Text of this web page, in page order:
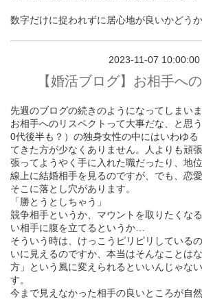
数字だけに捉われずに居心地が良いかどう
2023-11-07 10:00:00
【婚活ブログ】お相手へ
先週のブログの続きのようになってしまい
お相手へのリスペクトって大事だな、と思
0代後半も？）の独身女性の中にはいわゆ
てきた方が少なくありません。人よりも頑
張ってようやく手に入れた職だったり、地
線上に結婚相手を見るのですが、でも、恋
そこに落とし穴があります。
「勝とうとしちゃう」
競争相手というか、マウントを取りたくな
い相手に腹を立てるというか…
そういう時は、けっこうピリピリしている
いに見えるのですか、本当はそんなことは
方」という風に変えられるといいんじゃな
す。
今まで見えなかった相手の良いところが自